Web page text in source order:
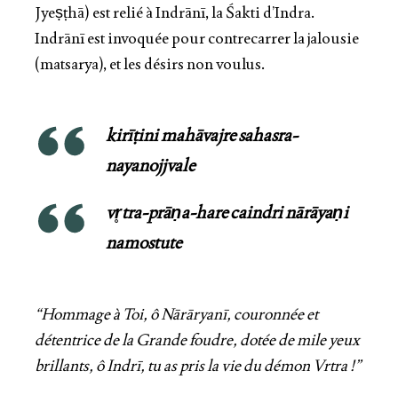
Jyeṣṭhā) est relié à Indrānī, la Śakti d’Indra.
Indrānī est invoquée pour contrecarrer la jalousie
(matsarya), et les désirs non voulus.
kirīṭini mahāvajre sahasra-
nayanojjvale
vr̥tra-prāṇa-hare caindri nārāyaṇi
namostute
“Hommage à Toi, ô Nārāryanī, couronnée et
détentrice de la Grande foudre, dotée de mile yeux
brillants, ô Indrī, tu as pris la vie du démon Vrtra !”